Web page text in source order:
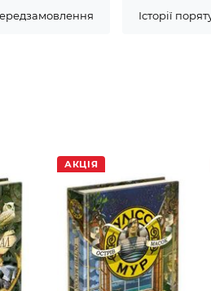
Історії
АКЦІЯ